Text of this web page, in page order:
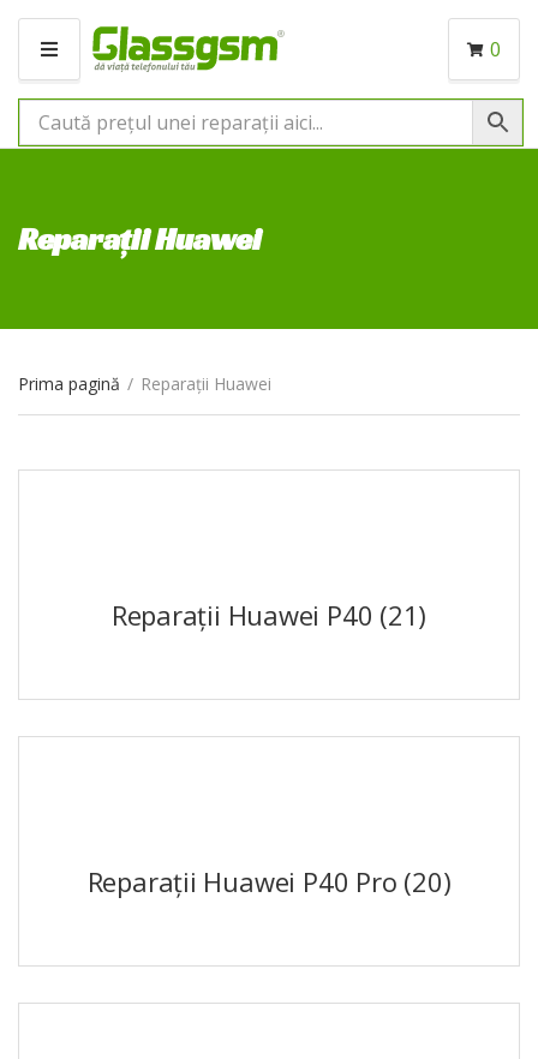
M
N
I
0
Reparații Huawei
Prima pagină / Reparații Huawei
Reparații Huawei P40 (21)
Reparații Huawei P40 Pro (20)